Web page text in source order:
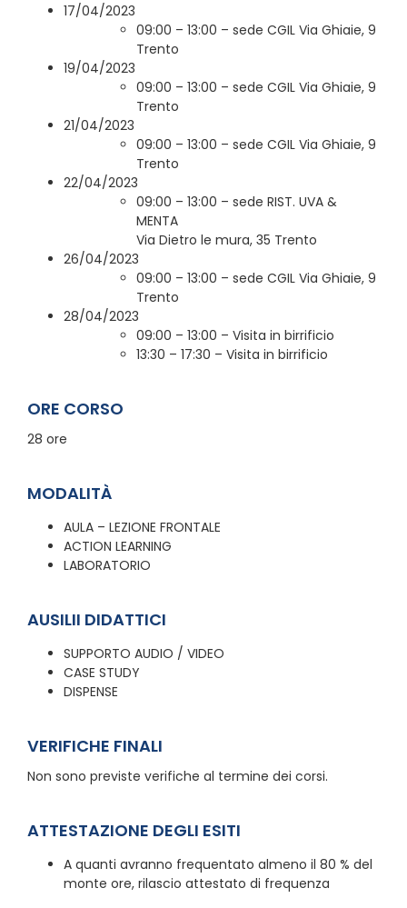
17/04/2023
09:00 – 13:00 – sede CGIL Via Ghiaie, 9
Trento
19/04/2023
09:00 – 13:00 – sede CGIL Via Ghiaie, 9
Trento
21/04/2023
09:00 – 13:00 – sede CGIL Via Ghiaie, 9
Trento
22/04/2023
09:00 – 13:00 – sede RIST. UVA &
MENTA
Via Dietro le mura, 35 Trento
26/04/2023
09:00 – 13:00 – sede CGIL Via Ghiaie, 9
Trento
28/04/2023
09:00 – 13:00 – Visita in birrificio
13:30 – 17:30 – Visita in birrificio
ORE CORSO
28 ore
MODALITÀ
AULA – LEZIONE FRONTALE
ACTION LEARNING
LABORATORIO
AUSILII DIDATTICI
SUPPORTO AUDIO / VIDEO
CASE STUDY
DISPENSE
VERIFICHE FINALI
Non sono previste verifiche al termine dei corsi.
ATTESTAZIONE DEGLI ESITI
A quanti avranno frequentato almeno il 80 % del
monte ore, rilascio attestato di frequenza